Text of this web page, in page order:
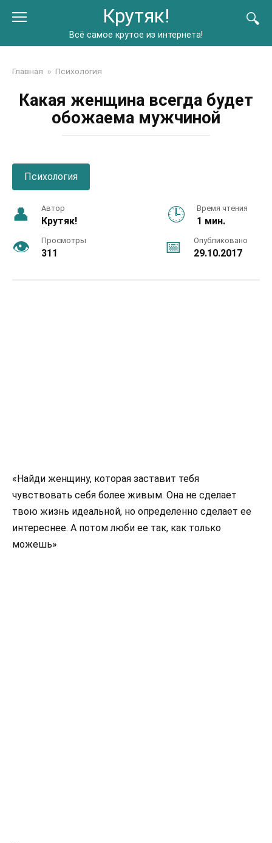
Крутяк!
Всё самое крутое из интернета!
Главная » Психология
Какая женщина всегда будет
обожаема мужчиной
Психология
Автор
Крутяк!
Время чтения
1 мин.
Просмотры
311
Опубликовано
29.10.2017
«Найди женщину, которая заставит тебя
чувствовать себя более живым. Она не сделает
твою жизнь идеальной, но определенно сделает ее
интереснее. А потом люби ее так, как только
можешь»